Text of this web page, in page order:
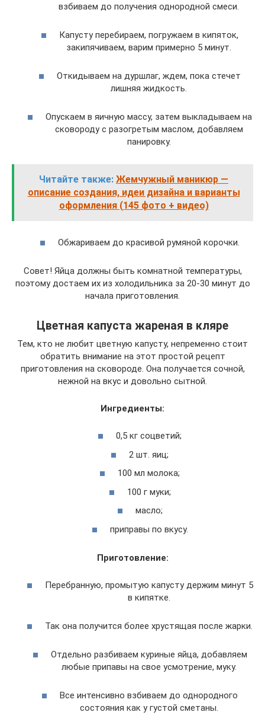
взбиваем до получения однородной смеси.
Капусту перебираем, погружаем в кипяток,
закипячиваем, варим примерно 5 минут.
Откидываем на дуршлаг, ждем, пока стечет
лишняя жидкость.
Опускаем в яичную массу, затем выкладываем на
сковороду с разогретым маслом, добавляем
панировку.
Читайте также: Жемчужный маникюр —
описание создания, идеи дизайна и варианты
оформления (145 фото + видео)
Обжариваем до красивой румяной корочки.
Совет! Яйца должны быть комнатной температуры,
поэтому достаем их из холодильника за 20-30 минут до
начала приготовления.
Цветная капуста жареная в кляре
Тем, кто не любит цветную капусту, непременно стоит
обратить внимание на этот простой рецепт
приготовления на сковороде. Она получается сочной,
нежной на вкус и довольно сытной.
Ингредиенты:
0,5 кг соцветий;
2 шт. яиц;
100 мл молока;
100 г муки;
масло;
приправы по вкусу.
Приготовление:
Перебранную, промытую капусту держим минут 5
в кипятке.
Так она получится более хрустящая после жарки.
Отдельно разбиваем куриные яйца, добавляем
любые припавы на свое усмотрение, муку.
Все интенсивно взбиваем до однородного
состояния как у густой сметаны.